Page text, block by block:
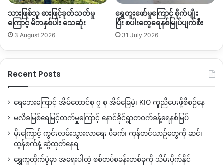
သားဖြစ်သူ ဓားဖြင့်ခုတ်သတ်မှု
ကြောင့် မိဘနှစ်ပါး သေဆုံး
3 August 2026
ရွှေတူးဖော်မှုကြောင့် စိုက်ပျိုး
ပြီး စပါးတွေရေနစ်မြုပ်ပျက်စီး
31 July 2026
Recent Posts
ရေဘေးကြောင့် အိမ်ထောင်စု ၇ စု အိမ်ခြေမဲ့၊ KIO ကူညီပေးဖို့စီစဉ်နေ
မလိခမြစ်ရေမြင့်တက်မှုကြောင့် နောင်ခိုင်ရွာတဝက်ခန့်ရေနစ်မြှပ်
မိုးကြောင့် ကွင်းလမ်းသွားလာရေး ပိုခက်၊ ကုန်တင်ယာဉ်တွေကို ဆင်၊
ထွန်စက်နဲ့ ဆွဲထုတ်နေရ
ရွှေကူတိုက်ပွဲမှာ အရေးပါတဲ့ စစ်တပ်စခန်းတစ်ခုကို သိမ်းပိုက်နိုင်